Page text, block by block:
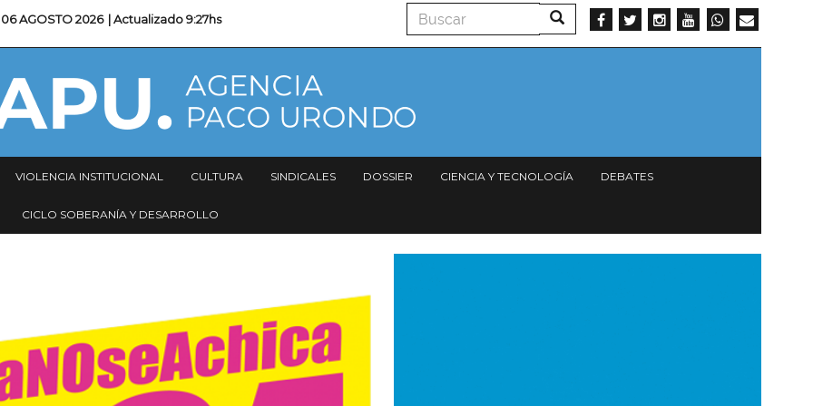
06 AGOSTO 2026 | Actualizado9:27hs Buscar Buscar
VIOLENCIA INSTITUCIONAL CULTURA SINDICALES DOSSIER CIENCIA Y TECNOLOGÍA DEBATES
CICLO SOBERANÍA Y DESARROLLO